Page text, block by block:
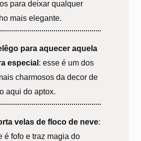
para deixar qualquer
mais elegante.
para aquecer aquela
especial : esse é um dos
charmosos da decor de
aqui do aptox.
velas de floco de neve:
é fofo e traz magia do